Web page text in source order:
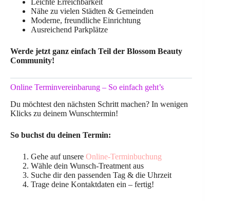
Leichte Erreichbarkeit
Nähe zu vielen Städten & Gemeinden
Moderne, freundliche Einrichtung
Ausreichend Parkplätze
Werde jetzt ganz einfach Teil der Blossom Beauty
Community!
Online Terminvereinbarung – So einfach geht’s
Du möchtest den nächsten Schritt machen? In wenigen
Klicks zu deinem Wunschtermin!
So buchst du deinen Termin:
Gehe auf unsere Online-Terminbuchung
Wähle dein Wunsch-Treatment aus
Suche dir den passenden Tag & die Uhrzeit
Trage deine Kontaktdaten ein – fertig!